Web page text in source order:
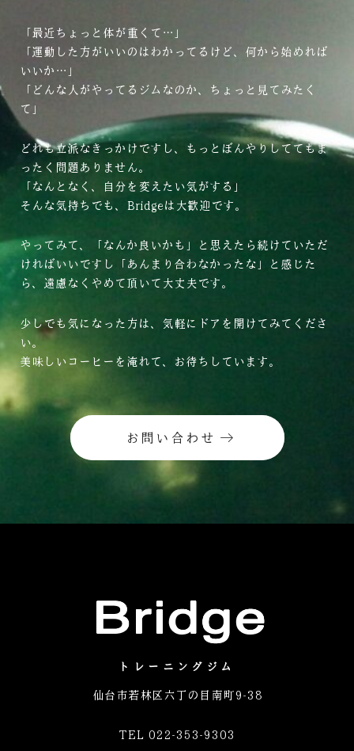
「最近ちょっと体が重くて…」
「運動した方がいいのはわかってるけど、何から始めれば
いいか…」
「どんな人がやってるジムなのか、ちょっと見てみたく
て」
どれも立派なきっかけですし、もっとぼんやりしててもま
ったく問題ありません。
「なんとなく、自分を変えたい気がする」
そんな気持ちでも、Bridgeは大歓迎です。
やってみて、「なんか良いかも」と思えたら続けていただ
ければいいですし「あんまり合わなかったな」と感じた
ら、遠慮なくやめて頂いて大丈夫です。
少しでも気になった方は、気軽にドアを開けてみてくださ
い。
美味しいコーヒーを淹れて、お待ちしています。
お問い合わせ
トレーニングジム
仙台市若林区六丁の目南町9-38
TEL 022-353-9303